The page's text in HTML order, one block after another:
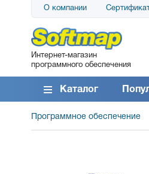
О компании
Интернет-магазин
программного обеспечения
АО «АТС» благодарит компанию
поставку программного
DameWare...
Читать все отзывы
Каталог
Программное обеспечение